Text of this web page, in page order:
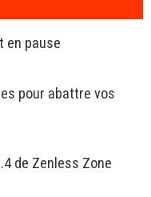
en pause
pour abattre vos
de Zenless Zone